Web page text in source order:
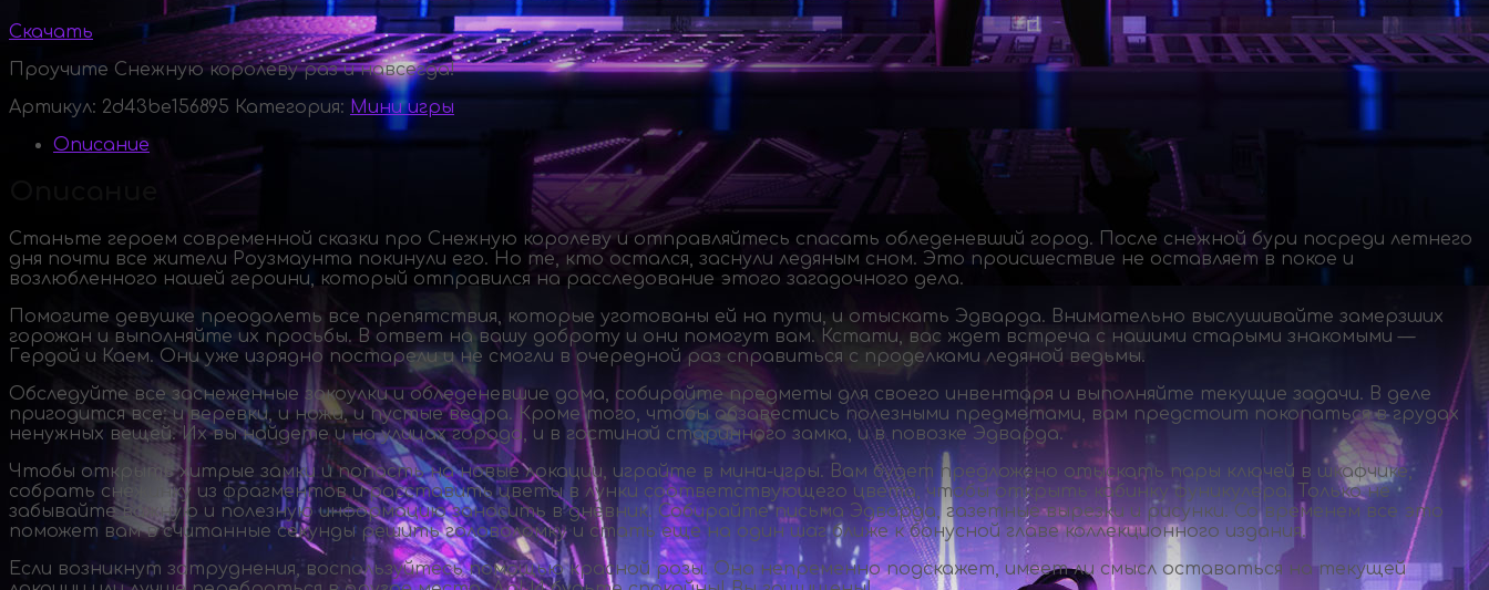
Скачать
Проучите Снежную королеву раз и навсегда!
Артикул: 2d43be156895 Категория: Мини игры
Описание
Станьте героем современной сказки про Снежную королеву и отправляйтесь спасать обледеневший город. После снежной бури посреди летнего
дня почти все жители Роузмаунта покинули его. Но те, кто остался, заснули ледяным сном. Это происшествие не оставляет в покое и
возлюбленного нашей героини, который отправился на расследование этого загадочного дела.
Помогите девушке преодолеть все препятствия, которые уготованы ей на пути, и отыскать Эдварда. Внимательно выслушивайте замерзших
горожан и выполняйте их просьбы. В ответ на вашу доброту и они помогут вам. Кстати, вас ждет встреча с нашими старыми знакомыми —
Гердой и Каем. Они уже изрядно постарели и не смогли в очередной раз справиться с проделками ледяной ведьмы.
Обследуйте все заснеженные закоулки и обледеневшие дома, собирайте предметы для своего инвентаря и выполняйте текущие задачи. В деле
пригодится все: и веревки, и ножи, и пустые ведра. Кроме того, чтобы обзавестись полезными предметами, вам предстоит покопаться в грудах
ненужных вещей. Их вы найдете и на улицах города, и в гостиной старинного замка, и в повозке Эдварда.
Чтобы открыть хитрые замки и попасть на новые локации, играйте в мини-игры. Вам будет предложено отыскать пары ключей в шкафчике,
собрать снежинку из фрагментов и расставить цветы в лунки соответствующего цвета, чтобы открыть кабинку фуникулера. Только не
забывайте важную и полезную информацию заносить в дневник. Собирайте письма Эдварда, газетные вырезки и рисунки. Со временем все это
поможет вам в считанные секунды решить головоломку и стать еще на один шаг ближе к бонусной главе коллекционного издания.
Если возникнут затруднения, воспользуйтесь помощью красной розы. Она непременно подскажет, имеет ли смысл оставаться на текущей